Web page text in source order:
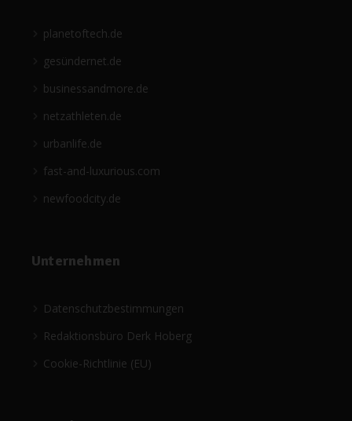
planetoftech.de
gesündernet.de
businessandmore.de
netzathleten.de
urbanlife.de
fast-and-luxurious.com
newfoodcity.de
Unternehmen
Datenschutzbestimmungen
Redaktionsbüro Derk Hoberg
Cookie-Richtlinie (EU)